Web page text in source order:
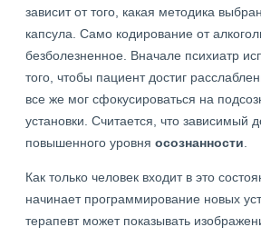
зависит от того, какая методика
капсула. Само кодирование от
безболезненное. Вначале психиатр
того, чтобы пациент достиг
все же мог сфокусироваться на
установки. Считается, что зависимый
повышенного уровня осознанности
Как только человек входит в это
начинает программирование новых
терапевт может показывать